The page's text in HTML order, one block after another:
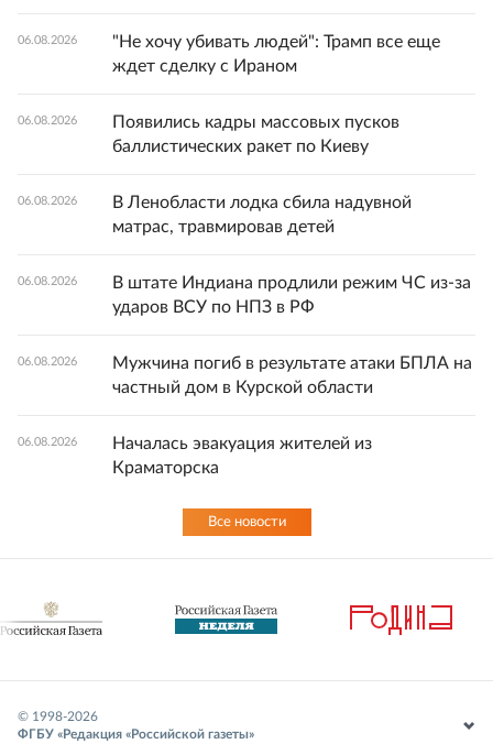
06.08.2026
"Не хочу убивать людей": Трамп все еще
ждет сделку с Ираном
06.08.2026
Появились кадры массовых пусков
баллистических ракет по Киеву
06.08.2026
В Ленобласти лодка сбила надувной
матрас, травмировав детей
06.08.2026
В штате Индиана продлили режим ЧС из-за
ударов ВСУ по НПЗ в РФ
06.08.2026
Мужчина погиб в результате атаки БПЛА на
частный дом в Курской области
06.08.2026
Началась эвакуация жителей из
Краматорска
Все новости
© 1998-2026
ФГБУ «Редакция «Российской газеты»